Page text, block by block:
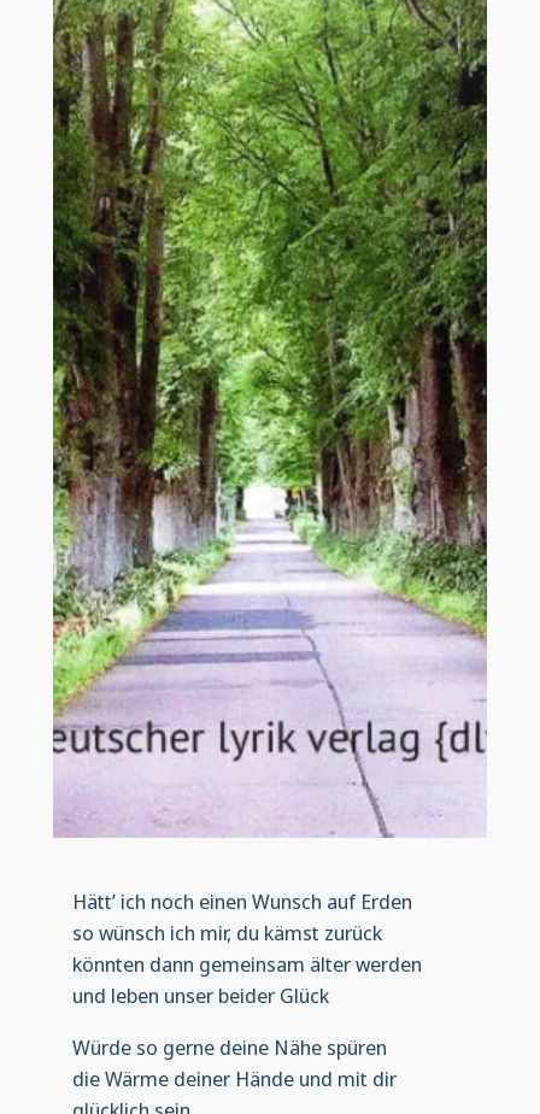
Hätt’ ich noch einen Wunsch auf Erden
so wünsch ich mir, du kämst zurück
könnten dann gemeinsam älter werden
und leben unser beider Glück
Würde so gerne deine Nähe spüren
die Wärme deiner Hände und mit dir